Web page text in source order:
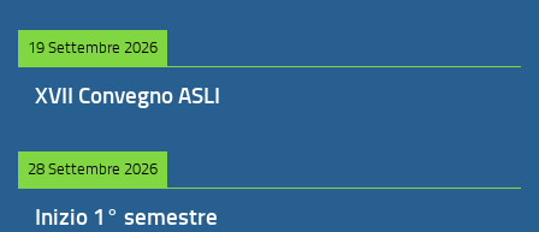
19 Settembre 2026
XVII Convegno ASLI
28 Settembre 2026
Inizio 1° semestre